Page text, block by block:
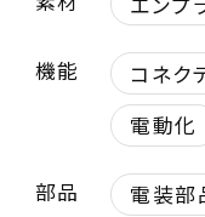
機能 コネク
電動化
部品 電装部